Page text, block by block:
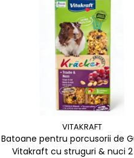
VITAKRAFT
Batoane pentru porcusorii de
Vitakraft cu struguri & nuci